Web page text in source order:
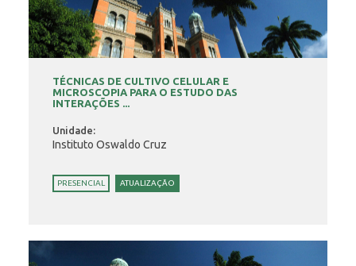
TÉCNICAS DE CULTIVO CELULAR E
MICROSCOPIA PARA O ESTUDO DAS
INTERAÇÕES ...
Unidade:
Instituto Oswaldo Cruz
PRESENCIAL ATUALIZAÇÃO